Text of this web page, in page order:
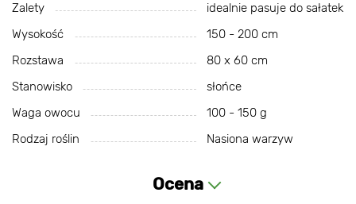
Zalety
idealnie pasuje do sałatek
Wysokość
150 - 200 cm
Rozstawa
80 х 60 cm
Stanowisko
słońce
Waga owocu
100 - 150 g
Rodzaj roślin
Nasiona warzyw
Ocena